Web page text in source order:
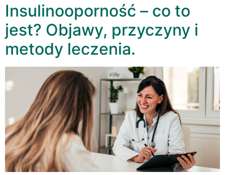
Insulinooporność – co to
jest? Objawy, przyczyny i
metody leczenia.